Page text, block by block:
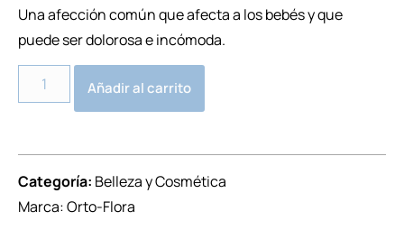
Una afección común que afecta a los bebés y que
puede ser dolorosa e incómoda.
Añadir al carrito
Categoría: Belleza y Cosmética
Marca:Orto-Flora